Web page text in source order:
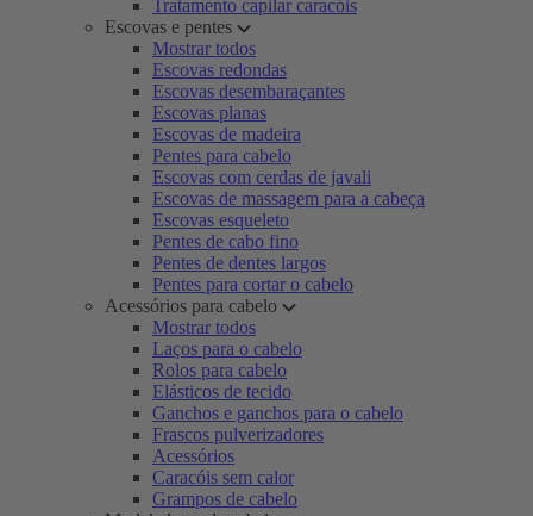
Tratamento capilar caracóis
Escovas e pentes
Mostrar todos
Escovas redondas
Escovas desembaraçantes
Escovas planas
Escovas de madeira
Pentes para cabelo
Escovas com cerdas de javali
Escovas de massagem para a cabeça
Escovas esqueleto
Pentes de cabo fino
Pentes de dentes largos
Pentes para cortar o cabelo
Acessórios para cabelo
Mostrar todos
Laços para o cabelo
Rolos para cabelo
Elásticos de tecido
Ganchos e ganchos para o cabelo
Frascos pulverizadores
Acessórios
Caracóis sem calor
Grampos de cabelo